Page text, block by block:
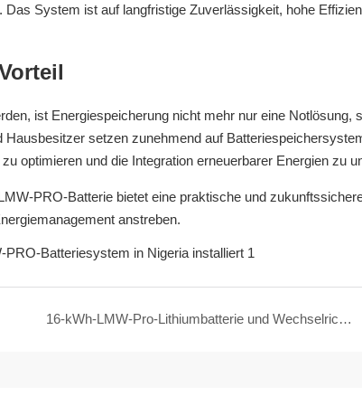
System ist auf langfristige Zuverlässigkeit, hohe
ist Energiespeicherung nicht mehr nur eine Notlösung,
setzen zunehmend auf
optimieren und die Integration erneuerbarer Energien zu
PRO-Batterie bietet eine praktische und
anstreben.
16-kWh-LMW-Pro-Lithiumbatterie und Wechselrichter versorgen ein intelligenteres Solarhaus mit Strom.